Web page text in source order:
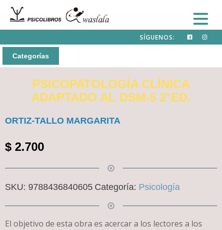
SÍGUENOS:
Categorías
PSICOPATOLOGÍA CLÍNICA
ADAPTADO AL DSM-5 2°ED.
ORTIZ-TALLO MARGARITA
$ 2.700
SKU: 9788436840605 Categoría: Psicología
El objetivo de esta obra es acercar a los lectores a los